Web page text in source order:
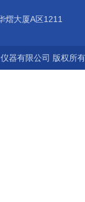
熠大厦A区1211
器有限公司 版权所